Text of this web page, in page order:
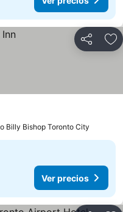
Compartir
Billy Bishop Toronto City
Ver precios